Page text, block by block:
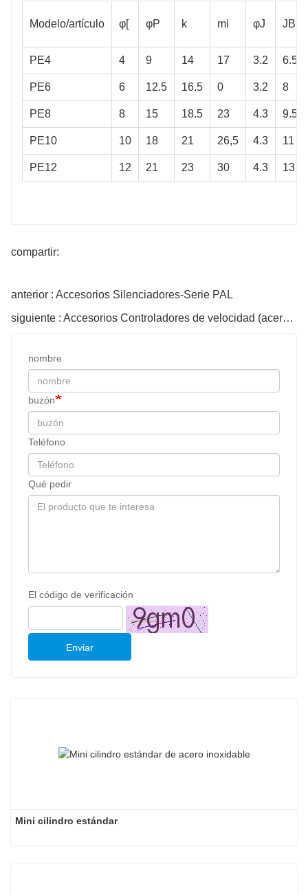
Modelo/artículo φ[ φP k mi φJ JB
PE4 4 9 14 17 3.2 6.5
PE6 6 12.5 16.5 0 3.2 8
PE8 8 15 18.5 23 4.3 9.5
PE10 10 18 21 26,5 4.3 11
PE12 12 21 23 30 4.3 13
compartir:
anterior : Accesorios Silenciadores-Serie PAL
siguiente : Accesorios Controladores de velocidad (acero inoxidable) Serie PA
nombre
buzón
Teléfono
Qué pedir
El código de verificación
Enviar
Mini cilindro estándar